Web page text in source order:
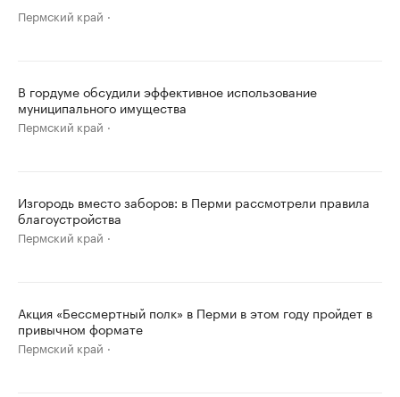
Пермский край
В гордуме обсудили эффективное использование
муниципального имущества
Пермский край
Изгородь вместо заборов: в Перми рассмотрели правила
благоустройства
Пермский край
Акция «Бессмертный полк» в Перми в этом году пройдет в
привычном формате
Пермский край